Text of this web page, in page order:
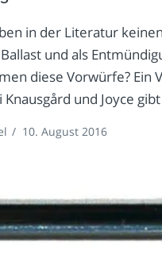
in der Literatur
und als
diese Vorwürfe? Ein
und Joyce
/ 10. August 2016